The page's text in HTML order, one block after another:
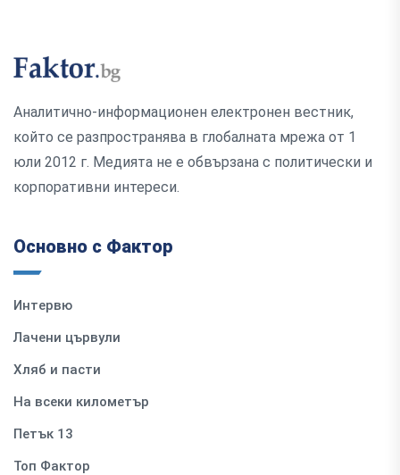
Аналитично-информационен електронен вестник,
който се разпространява в глобалната мрежа от 1
юли 2012 г. Медията не е обвързана с политически и
корпоративни интереси.
Основно с Фактор
Интервю
Лачени цървули
Хляб и пасти
На всеки километър
Петък 13
Топ Фактор